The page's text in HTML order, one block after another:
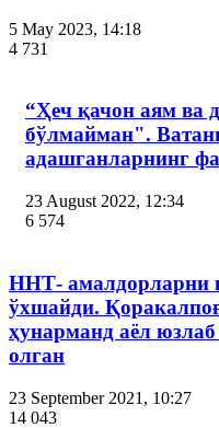
5 May 2023, 14:18
4 731
“Ҳеч қачон аям ва
бўлмайман".
адашганларнинг
23 August 2022, 12:34
6 574
ННТ- амалдорларни
ўхшайди.
ҳунарманд аёл
олган
23 September 2021, 10:27
14 043